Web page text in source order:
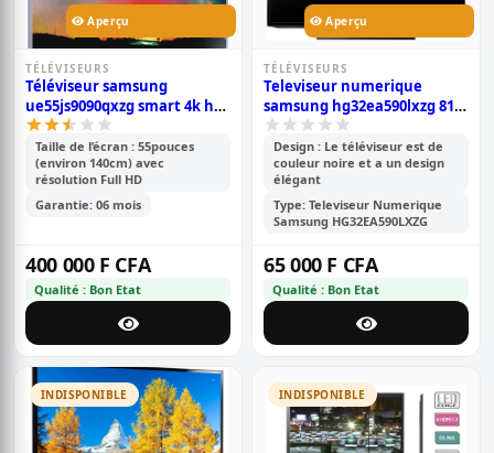
Aperçu
TÉLÉVISEURS
Téléviseur samsung
ue55js9090qxzg smart 4k hdr
55-inch class crystal -
garantie 6 mois
Taille de l’écran : 55pouces
(environ 140cm) avec
résolution Full HD
Garantie: 06 mois
400 000 F CFA
Qualité : Bon Etat
Aperçu
TÉLÉVISEURS
Televiseur numerique
samsung hg32ea590lxzg 81,3
cm (32 ) full hd smart 1920 x
1080 pixels-garantie 06 mois
Design : Le téléviseur est de
couleur noire et a un design
élégant
Type: Televiseur Numerique
Samsung HG32EA590LXZG
65 000 F CFA
Qualité : Bon Etat
INDISPONIBLE INDISPONIBLE